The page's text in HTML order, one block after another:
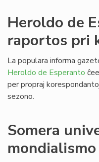
Heroldo de
raportos pri
La populara informa
Heroldo de Esperanto
per propraj
sezono.
Somera
mondialismo